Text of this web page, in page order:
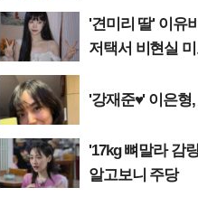
'견미리 딸' 이유
저택서 비현실
'강재준♥' 이은형
'17kg 뼈말라 감
알고보니 주당